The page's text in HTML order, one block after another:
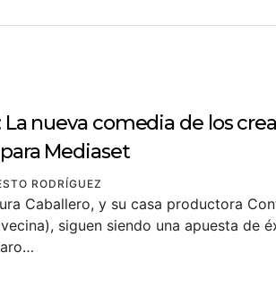
La nueva comedia de los
Mediaset
RODRÍGUEZ
Caballero, y su casa productora
siguen siendo una apuesta de